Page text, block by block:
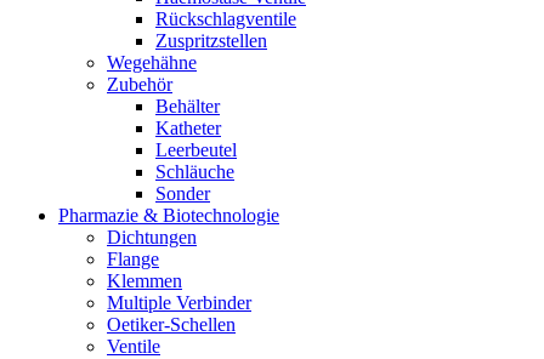
Rückschlagventile
Zuspritzstellen
Wegehähne
Zubehör
Behälter
Katheter
Leerbeutel
Schläuche
Sonder
Pharmazie & Biotechnologie
Dichtungen
Flange
Klemmen
Multiple Verbinder
Oetiker-Schellen
Ventile